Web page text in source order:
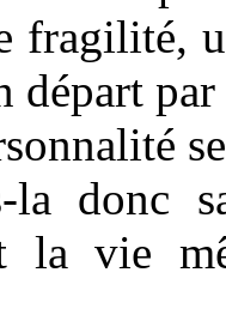
fragilité,
la donc
la vie